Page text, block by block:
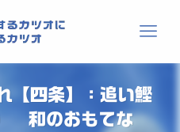
【四条】：追い鰹
和のおもてな